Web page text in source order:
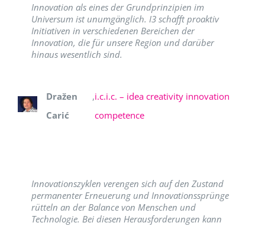
Innovation als eines der Grundprinzipien im
Universum ist unumgänglich. I3 schafft proaktiv
Initiativen in verschiedenen Bereichen der
Innovation, die für unsere Region und darüber
hinaus wesentlich sind.
Dražen
Carić
,i.c.i.c. – idea creativity innovation
competence
Innovationszyklen verengen sich auf den Zustand
permanenter Erneuerung und Innovationssprünge
rütteln an der Balance von Menschen und
Technologie. Bei diesen Herausforderungen kann